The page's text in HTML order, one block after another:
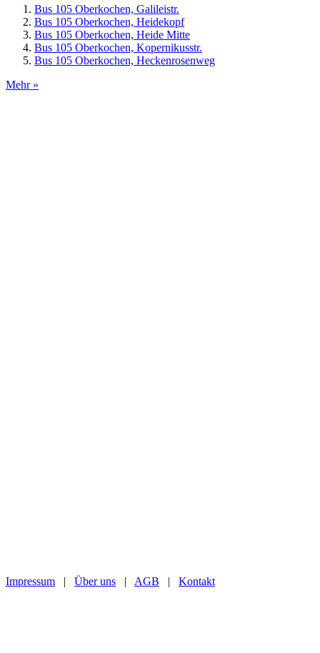
Bus 105 Oberkochen, Galileistr.
Bus 105 Oberkochen, Heidekopf
Bus 105 Oberkochen, Heide Mitte
Bus 105 Oberkochen, Kopernikusstr.
Bus 105 Oberkochen, Heckenrosenweg
Mehr »
Impressum | Über uns | AGB | Kontakt